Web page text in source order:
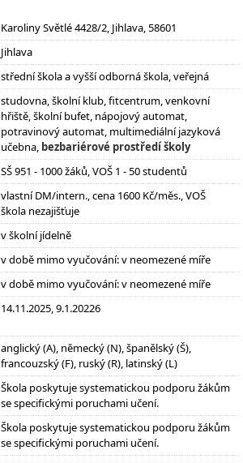
Karoliny Světlé 4428/2, Jihlava, 58601
Jihlava
střední škola a vyšší odborná škola, veřejná
studovna, školní klub, fitcentrum, venkovní
hřiště, školní bufet, nápojový automat,
potravinový automat, multimediální jazyková
učebna, bezbariérové prostředí školy
SŠ 951 - 1000 žáků, VOŠ 1 - 50 studentů
vlastní DM/intern., cena 1600 Kč/měs., VOŠ
škola nezajišťuje
v školní jídelně
v době mimo vyučování: v neomezené míře
v době mimo vyučování: v neomezené míře
14.11.2025, 9.1.20226
anglický (A), německý (N), španělský (Š),
francouzský (F), ruský (R), latinský (L)
Škola poskytuje systematickou podporu žákům
se specifickými poruchami učení.
Škola poskytuje systematickou podporu žákům
se specifickými poruchami učení.